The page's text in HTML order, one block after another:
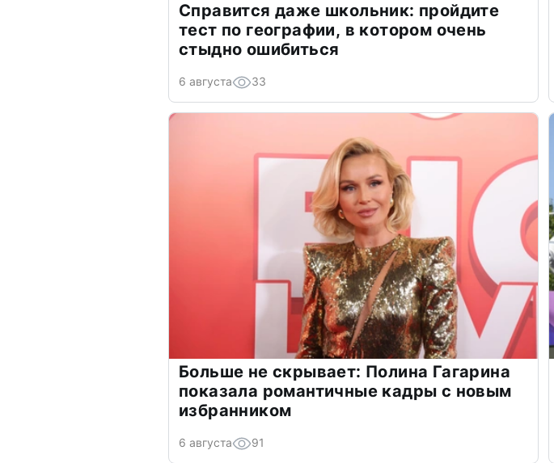
Справится даже школьник: пройдите
тест по географии, в котором очень
стыдно ошибиться
6 августа 33
Больше не скрывает: Полина Гагарина
показала романтичные кадры с новым
избранником
6 августа 91